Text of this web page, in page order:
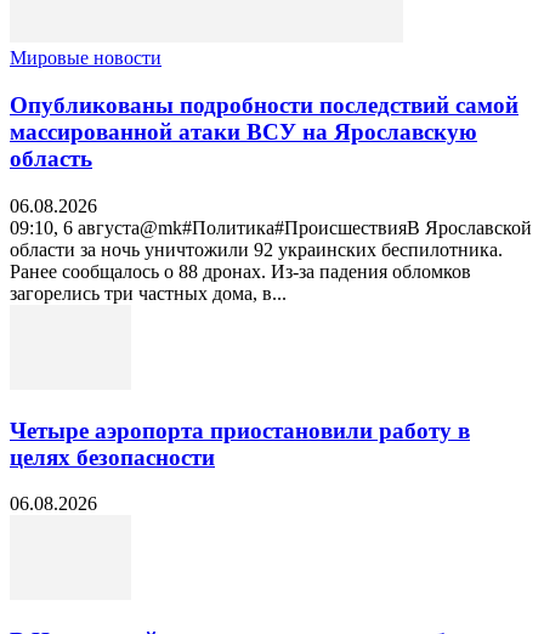
Мировые новости
Опубликованы подробности последствий самой
массированной атаки ВСУ на Ярославскую
область
06.08.2026
09:10, 6 августа@mk#Политика#ПроисшествияВ Ярославской
области за ночь уничтожили 92 украинских беспилотника.
Ранее сообщалось о 88 дронах. Из-за падения обломков
загорелись три частных дома, в...
Четыре аэропорта приостановили работу в
целях безопасности
06.08.2026